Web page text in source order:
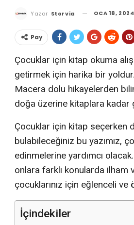
Yazar Storvia OCA 18, 2024
Pay
Çocuklar için kitap okuma
getirmek için harika bir
Macera dolu hikayelerden
doğa üzerine kitaplara
Çocuklar için kitap seçerken
bulabileceğiniz bu yazımız,
edinmelerine yardımcı
onlara farklı konularda ilham
çocuklarınız için eğlenceli
İçindekiler